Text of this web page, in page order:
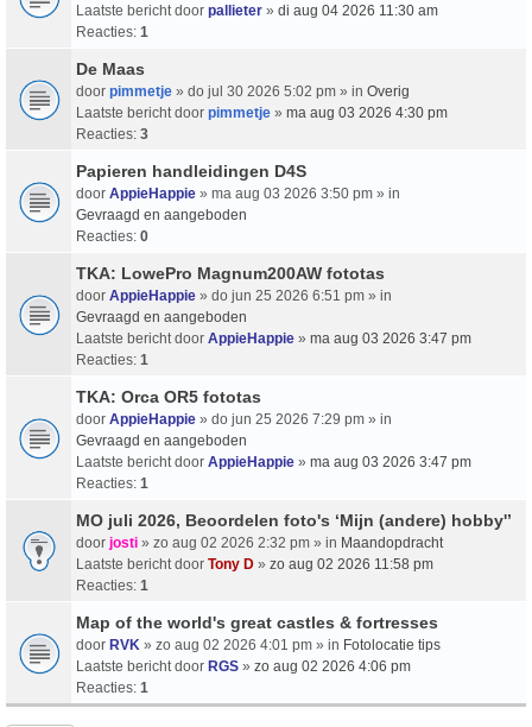
Laatste bericht door pallieter » di aug 04 2026 11:30 am
Reacties: 1
De Maas
door pimmetje » do jul 30 2026 5:02 pm » in Overig
Laatste bericht door pimmetje » ma aug 03 2026 4:30 pm
Reacties: 3
Papieren handleidingen D4S
door AppieHappie » ma aug 03 2026 3:50 pm » in
Gevraagd en aangeboden
Reacties: 0
TKA: LowePro Magnum200AW fototas
door AppieHappie » do jun 25 2026 6:51 pm » in
Gevraagd en aangeboden
Laatste bericht door AppieHappie » ma aug 03 2026 3:47 pm
Reacties: 1
TKA: Orca OR5 fototas
door AppieHappie » do jun 25 2026 7:29 pm » in
Gevraagd en aangeboden
Laatste bericht door AppieHappie » ma aug 03 2026 3:47 pm
Reacties: 1
MO juli 2026, Beoordelen foto's ‘Mijn (andere) hobby'’
door josti » zo aug 02 2026 2:32 pm » in Maandopdracht
Laatste bericht door Tony D » zo aug 02 2026 11:58 pm
Reacties: 1
Map of the world's great castles & fortresses
door RVK » zo aug 02 2026 4:01 pm » in Fotolocatie tips
Laatste bericht door RGS » zo aug 02 2026 4:06 pm
Reacties: 1